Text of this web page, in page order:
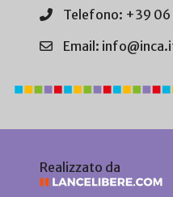
Telefono: +39 06
Email:
Realizzato da